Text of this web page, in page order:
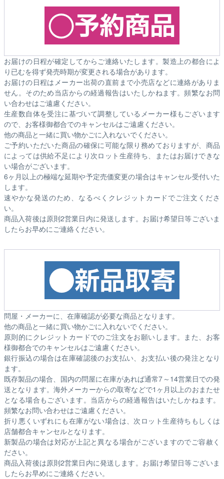
お届けの日程が確定してからご連絡いたします。製造上の都合によ
り已むを得ず発売時期が変更される場合があります。
お届けの日程はメーカー出荷の直前まで小売店などに連絡がありま
せん。そのため当店からの経過報告はいたしかねます。頻繁なお問
い合わせはご遠慮ください。
生産数自体を受注に基づいて調整しているメーカー様もございます
ので、お客様御都合でのキャンセルはご遠慮ください。
他の商品と一緒に買い物かごに入れないでください。
ご予約いただいた商品の確保に可能な限り務めておりますが、商品
によっては供給不足により次ロット生産待ち、またはお届けできな
い場合がございます。
6ヶ月以上の極端な延期や予定売価変更の場合はキャンセル受付いた
します。
速やかな発送のため、なるべくクレジットカードでご注文くださ
い。
商品入荷後は原則2営業日内に発送します。お届け希望日等ございま
したらお早めにご連絡ください。
問屋・メーカーに、在庫確認が必要な商品となります。
他の商品と一緒に買い物かごに入れないでください。
原則的にクレジットカードでのご注文をお願いします。また、お客
様御都合でのキャンセルはご遠慮ください。
銀行振込の場合は在庫確認後のお支払い、お支払い後の発注となり
ます。
既存製品の場合、国内の問屋に在庫があれば通常7～14営業日での発
送となります。海外メーカーからの取寄などで1ヶ月以上のおまたせ
となる場合もございます。 当店からの経過報告はいたしかねます。
頻繁なお問い合わせはご遠慮ください。
折り悪くいずれにも在庫がない場合は、次ロット生産待ちもしくは
店舗都合キャンセルとなります。
新製品の場合は対応が上記と異なる場合がございますのでご容赦く
ださい。
商品入荷後は原則2営業日内に発送します。お届け希望日等ございま
したらお早めにご連絡ください。